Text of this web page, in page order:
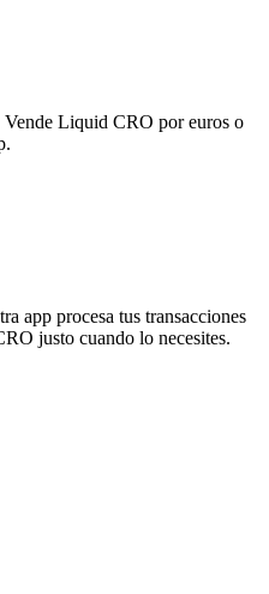
Liquid CRO por euros o
app procesa tus transacciones
justo cuando lo necesites.